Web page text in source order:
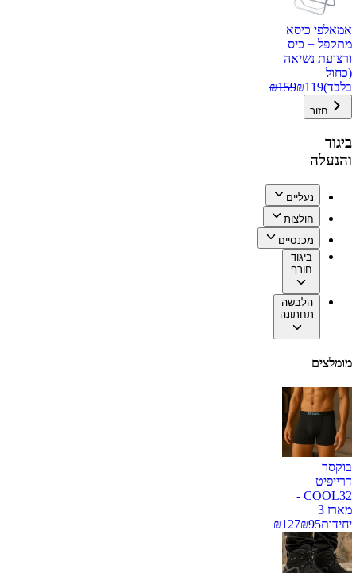
אמאלפי כיסא
מתקפל + כיס
ורצועת נשיאה
(כחול
בלבד)
₪119
₪159
חזור
ביגוד
והנעלה
נעליים
חולצות
מכנסיים
ביגוד
חורף
הלבשה
תחתונה
מומלצים
בוקסר
דרייפיט
COOL32 -
מארז 3
יחידות
₪95
₪127